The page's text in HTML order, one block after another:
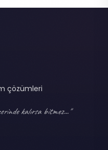
çözümleri
kalırsa bitmez..."